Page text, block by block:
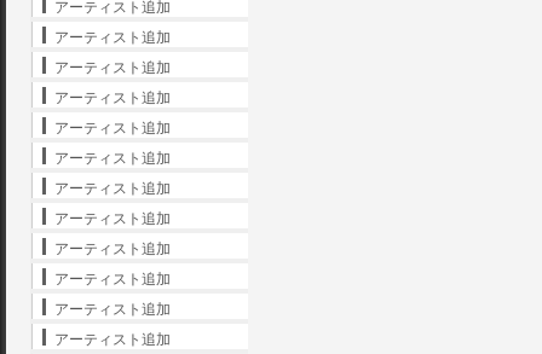
アーティスト追加
アーティスト追加
アーティスト追加
アーティスト追加
アーティスト追加
アーティスト追加
アーティスト追加
アーティスト追加
アーティスト追加
アーティスト追加
アーティスト追加
アーティスト追加